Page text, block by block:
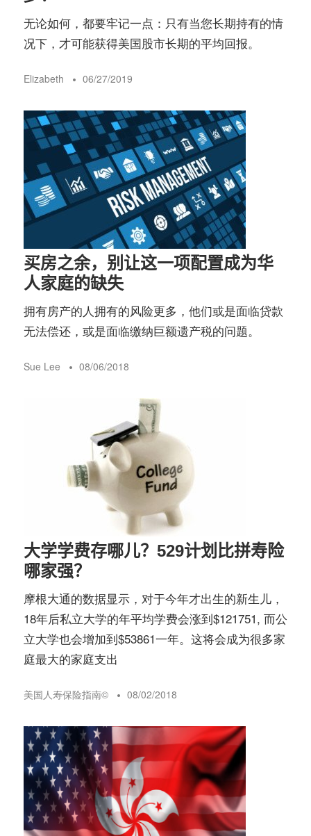
无论如何，都要牢记一点：只有当您长期持有的情
况下，才可能获得美国股市长期的平均回报。
Elizabeth 06/27/2019
买房之余，别让这一项配置成为华
人家庭的缺失
拥有房产的人拥有的风险更多，他们或是面临贷款
无法偿还，或是面临缴纳巨额遗产税的问题。
Sue Lee 08/06/2018
大学学费存哪儿？529计划比拼寿险
哪家强？
摩根大通的数据显示，对于今年才出生的新生儿，
18年后私立大学的年平均学费会涨到$121751, 而公
立大学也会增加到$53861一年。这将会成为很多家
庭最大的家庭支出
美国人寿保险指南©️ 08/02/2018